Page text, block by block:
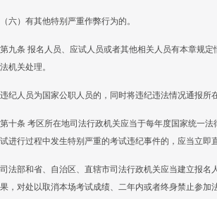
（六）有其他特别严重作弊行为的。
第九条 报名人员、应试人员或者其他相关人员有本章规
法机关处理。
违纪人员为国家公职人员的，同时将违纪违法情况通报所
第十条 考区所在地司法行政机关应当于每年度国家统一
试进行过程中发生特别严重的考试违纪事件的，应当立即
司法部和省、自治区、直辖市司法行政机关应当建立报
果，对处以取消本场考试成绩、二年内或者终身禁止参